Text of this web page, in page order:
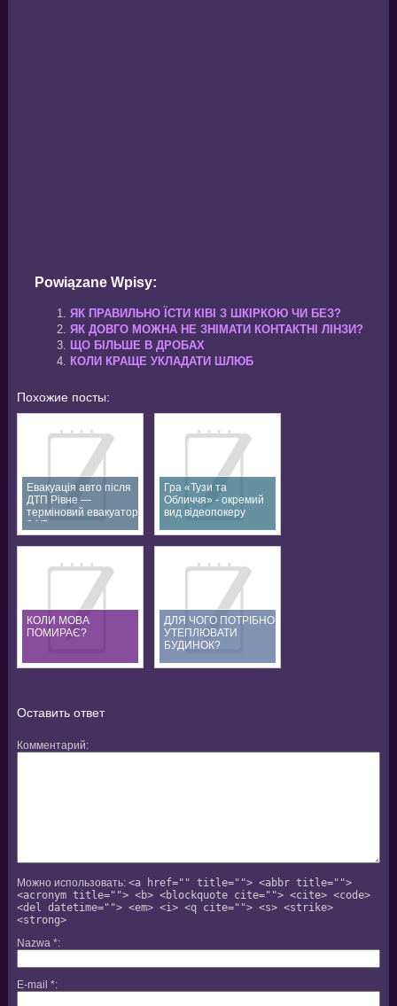
Powiązane Wpisy:
ЯК ПРАВИЛЬНО ЇСТИ КІВІ З ШКІРКОЮ ЧИ БЕЗ?
ЯК ДОВГО МОЖНА НЕ ЗНІМАТИ КОНТАКТНІ ЛІНЗИ?
ЩО БІЛЬШЕ В ДРОБАХ
КОЛИ КРАЩЕ УКЛАДАТИ ШЛЮБ
Похожие посты:
Евакуація авто після
ДТП Рівне —
терміновий евакуатор
24/7
Гра «Тузи та
Обличчя» - окремий
вид відеопокеру
КОЛИ МОВА
ПОМИРАЄ?
ДЛЯ ЧОГО ПОТРІБНО
УТЕПЛЮВАТИ
БУДИНОК?
Оставить ответ
Комментарий
Можно использовать: <a href="" title=""> <abbr title="">
<acronym title=""> <b> <blockquote cite=""> <cite> <code>
<del datetime=""> <em> <i> <q cite=""> <s> <strike>
<strong>
Nazwa *
E-mail *